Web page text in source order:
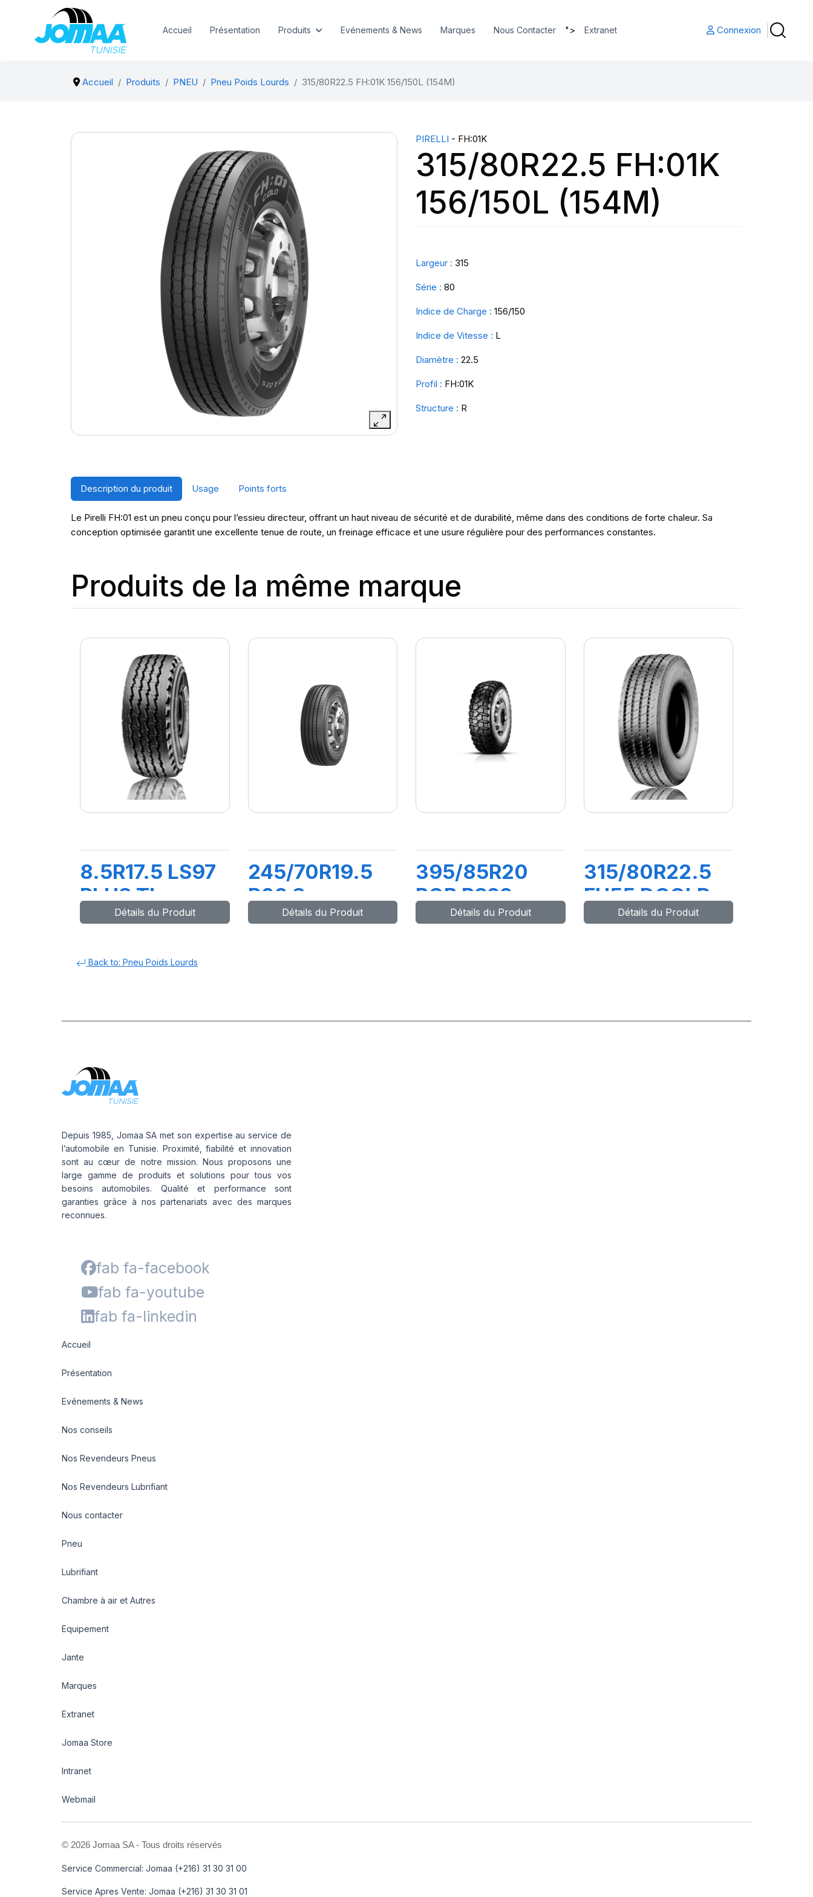
Accueil Présentation Produits Evénements & News Marques Nous Contacter "> Extranet Connexion
Accueil Produits PNEU Pneu Poids Lourds 315/80R22.5 FH:01K 156/150L (154M)
PIRELLI - FH:01K
315/80R22.5 FH:01K
156/150L (154M)
Largeur : 315
Série : 80
Indice de Charge : 156/150
Indice de Vitesse : L
Diamètre : 22.5
Profil : FH:01K
Structure : R
Description du produit Usage Points forts
Le Pirelli FH:01 est un pneu conçu pour l’essieu directeur, offrant un haut niveau de sécurité et de durabilité, même dans des conditions de forte chaleur. Sa
conception optimisée garantit une excellente tenue de route, un freinage efficace et une usure régulière pour des performances constantes.
Produits de la même marque
8.5R17.5 LS97
PLUS TL
121/120M
Détails du Produit
245/70R19.5
R02 S
136/134M
Détails du Produit
395/85R20
POR PS22
TL168G (161J)
Détails du Produit
315/80R22.5
FH55 DCOLD
154/150M
Détails du Produit
Back to: Pneu Poids Lourds
Depuis 1985, Jomaa SA met son expertise au service de
l’automobile en Tunisie. Proximité, fiabilité et innovation
sont au cœur de notre mission. Nous proposons une
large gamme de produits et solutions pour tous vos
besoins automobiles. Qualité et performance sont
garanties grâce à nos partenariats avec des marques
reconnues.
fab fa-facebook
fab fa-youtube
fab fa-linkedin
Accueil
Présentation
Evénements & News
Nos conseils
Nos Revendeurs Pneus
Nos Revendeurs Lubrifiant
Nous contacter
Pneu
Lubrifiant
Chambre à air et Autres
Equipement
Jante
Marques
Extranet
Jomaa Store
Intranet
Webmail
© 2026 Jomaa SA - Tous droits réservés
Service Commercial: Jomaa (+216) 31 30 31 00
Service Apres Vente: Jomaa (+216) 31 30 31 01